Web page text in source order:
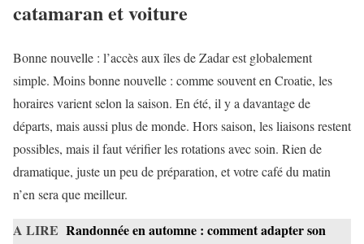
catamaran et voiture
Bonne nouvelle : l’accès aux îles de Zadar est globalement
simple. Moins bonne nouvelle : comme souvent en Croatie, les
horaires varient selon la saison. En été, il y a davantage de
départs, mais aussi plus de monde. Hors saison, les liaisons restent
possibles, mais il faut vérifier les rotations avec soin. Rien de
dramatique, juste un peu de préparation, et votre café du matin
n’en sera que meilleur.
A LIRE Randonnée en automne : comment adapter son